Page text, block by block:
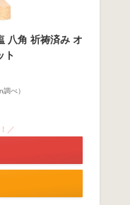
八角 祈祷済み オ
ト
べ）
／